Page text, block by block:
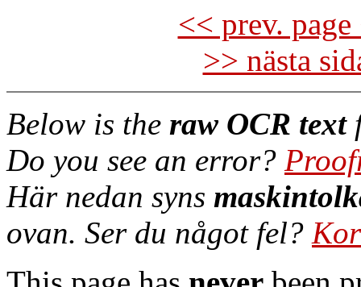
<< prev.
>> nästa
Below is the raw OCR text
Do you see an error?
Här nedan syns
ovan. Ser du något fel?